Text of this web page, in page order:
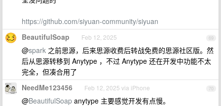
https://github.com/siyuan-community/siyuan
69
BeautifulSoap Feb 12, 2025
@spark 之前思源，后来思源收费后转战免费的思源社区版。然
后从思源转移到 Anytype ，不过 Anytype 还在开发中功能不太
完全，但凑合用了
70
NeedMe123456 Feb 12, 2025 via iPhone
@BeautifulSoap anytype 主要感觉开发有点慢。